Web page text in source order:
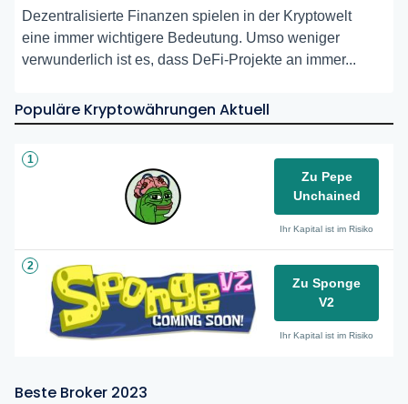
Dezentralisierte Finanzen spielen in der Kryptowelt
eine immer wichtigere Bedeutung. Umso weniger
verwunderlich ist es, dass DeFi-Projekte an immer...
Populäre Kryptowährungen Aktuell
1
Zu Pepe
Unchained
Ihr Kapital ist im Risiko
2
Zu Sponge
V2
Ihr Kapital ist im Risiko
Beste Broker 2023